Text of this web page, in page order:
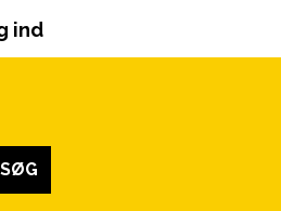
ind
SØG